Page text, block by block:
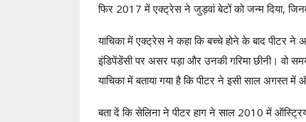
फिर 2017 में एक्ट्रेस ने जुड़वां बेटों को जन्म दिया,
याचिका में एक्ट्रेस ने कहा कि बच्चे होने के बाद पीटर
इंडिपेंडेंसी पर असर पड़ा और उनकी गरिमा छीनी। वो
याचिका में बताया गया है कि पीटर ने इसी साल अगस्त
बता दें कि सेलिना ने पीटर हाग ने साल 2010 में